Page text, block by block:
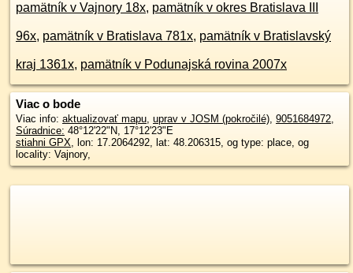
pamätník v Vajnory 18x, pamätník v okres Bratislava III
96x, pamätník v Bratislava 781x, pamätník v Bratislavský
kraj 1361x, pamätník v Podunajská rovina 2007x
Viac o bode
Viac info: aktualizovať mapu, uprav v JOSM (pokročilé), 9051684972,
Súradnice: 48°12'22"N, 17°12'23"E
stiahni GPX, lon: 17.2064292, lat: 48.206315, og type: place, og
locality: Vajnory,